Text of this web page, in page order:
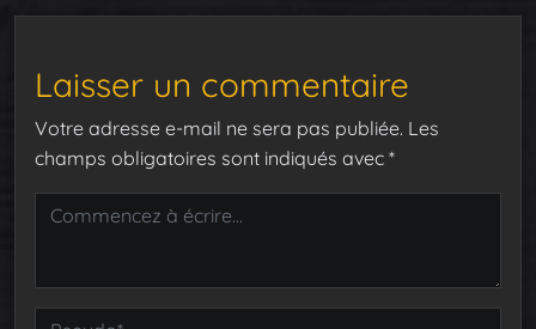
Laisser un commentaire
Votre adresse e-mail ne sera pas publiée. Les
champs obligatoires sont indiqués avec *